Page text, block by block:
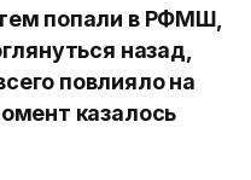
попали в РФМШ,
назад,
повлияло на
казалось